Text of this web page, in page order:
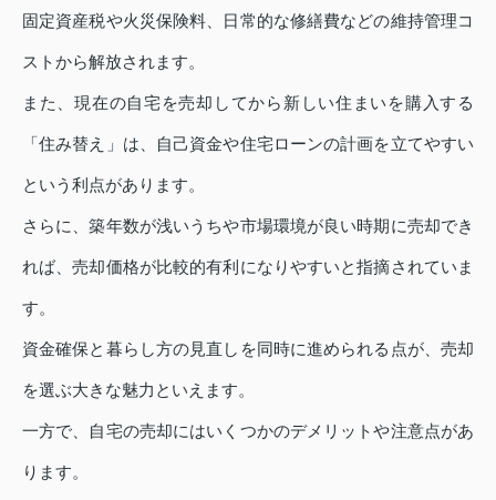
固定資産税や火災保険料、日常的な修繕費などの維持管理コ
ストから解放されます。
また、現在の自宅を売却してから新しい住まいを購入する
「住み替え」は、自己資金や住宅ローンの計画を立てやすい
という利点があります。
さらに、築年数が浅いうちや市場環境が良い時期に売却でき
れば、売却価格が比較的有利になりやすいと指摘されていま
す。
資金確保と暮らし方の見直しを同時に進められる点が、売却
を選ぶ大きな魅力といえます。
一方で、自宅の売却にはいくつかのデメリットや注意点があ
ります。